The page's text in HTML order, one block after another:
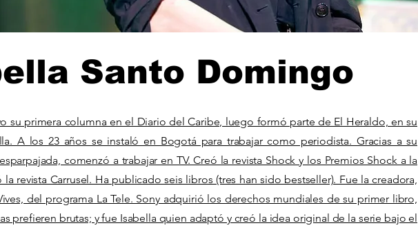
Santo Domingo
su primera columna en el Diario del Caribe, luego formó parte de El Heraldo, en su
A los 23 años se instaló en Bogotá para trabajar como periodista. Gracias a su
comenzó a trabajar en TV. Creó la revista Shock y los Premios Shock a la
revista Carrusel. Ha publicado seis libros (tres han sido bestseller). Fue la creadora,
del programa La Tele. Sony adquirió los derechos mundiales de su primer libro,
prefieren brutas; y fue Isabella quien adaptó y creó la idea original de la serie bajo el